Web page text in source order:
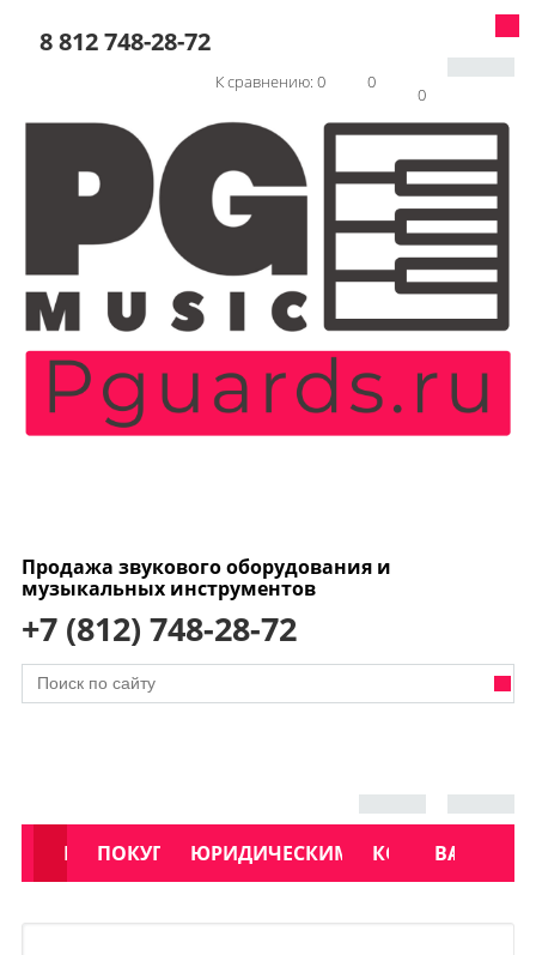
8 812 748-28-72
0
0
К сравнению: 0
Продажа звукового оборудования и
музыкальных инструментов
+7 (812) 748-28-72
АКЦИИ
КАТАЛОГ
ПОКУПАТЕЛЯМЮРИДИЧЕСКИМ ЛИЦАМКОНТАКТЫ
УСЛУГИ